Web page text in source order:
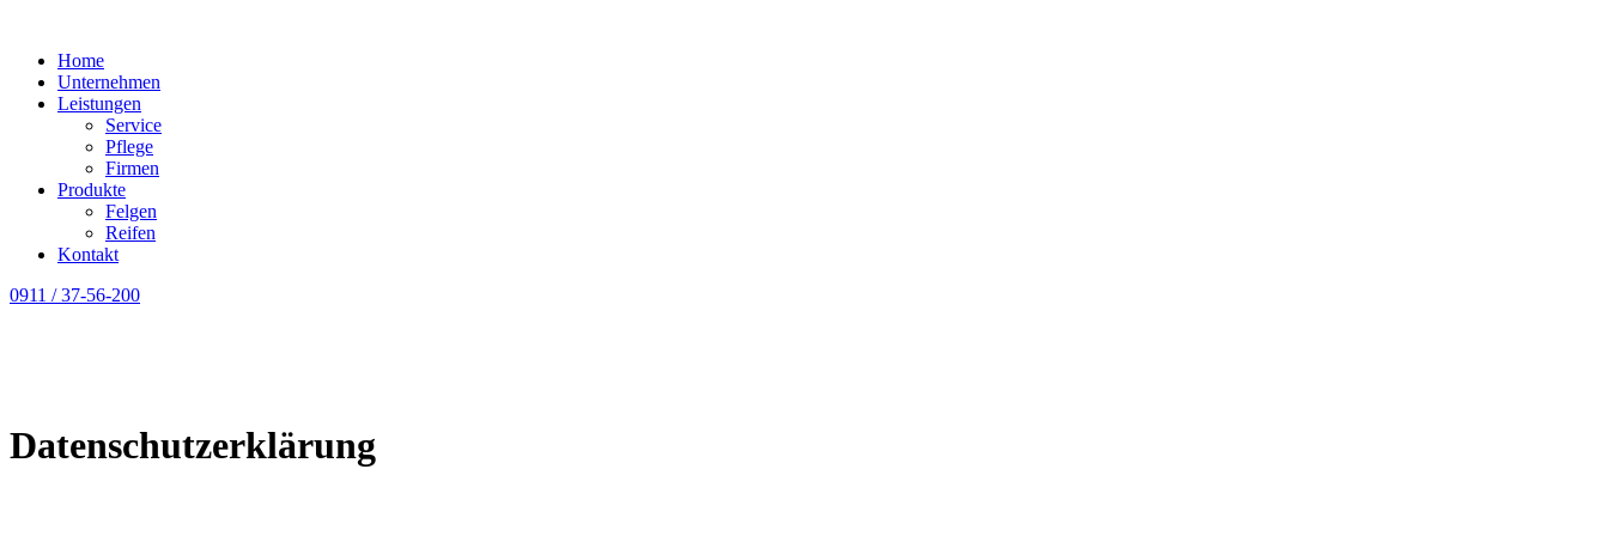
Home
Unternehmen
Leistungen
Service
Pflege
Firmen
Produkte
Felgen
Reifen
Kontakt
0911 / 37-56-200
Datenschutzerklärung